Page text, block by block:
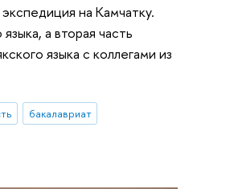
на Камчатку.
а вторая часть
языка с коллегами из
бакалавриат